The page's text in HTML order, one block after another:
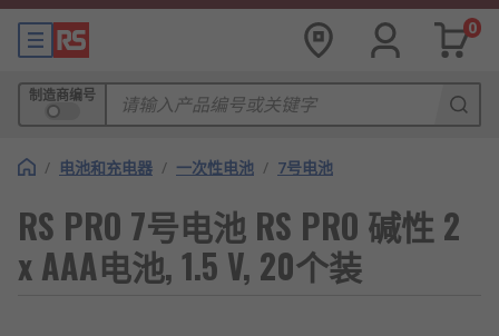
0
制造商编号
/ 电池和充电器 / 一次性电池 / 7号电池
RS PRO 7号电池 RS PRO 碱性 2
x AAA电池, 1.5 V, 20个装